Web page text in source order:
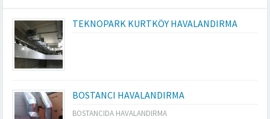
TEKNOPARK KURTKÖY HAVALANDIRMA
BOSTANCI HAVALANDIRMA
BOSTANCIDA HAVALANDIRMA